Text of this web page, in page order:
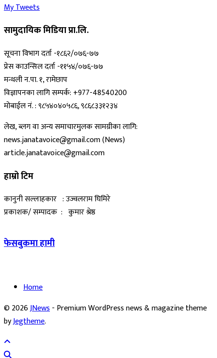
My Tweets
सामुदायिक मिडिया प्रा.लि.
सूचना विभाग दर्ता -१८६२/०७६-७७
प्रेस काउन्सिल दर्ता -११५४/०७६-७७
मन्थली न.पा. १, रामेछाप
विज्ञापनका लागि सम्पर्क: +977-48540200
मोबाईल नं. : ९८५४०४०५८६, ९८६८३३१२३४
लेख, ब्लग वा अन्य समाचारमुलक सामग्रीका लागि:
news.janatavoice@gmail.com (News)
article.janatavoice@gmail.com
हाम्रो टिम
कानुनी सल्लाहकार : उज्वलराम घिमिरे
प्रकाशक/ सम्पादक : कुमार श्रेष्ठ
फेसबुकमा हामी
Home
© 2026JNews- Premium WordPress news & magazine theme
byJegtheme.